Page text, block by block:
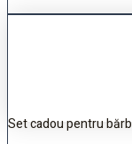
Set cadou pentru